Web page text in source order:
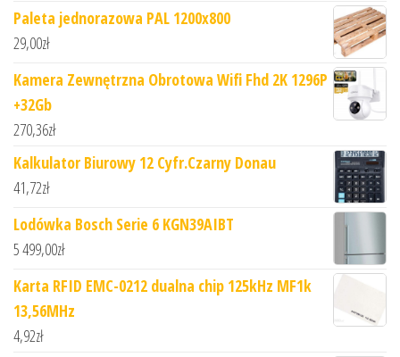
Paleta jednorazowa PAL 1200x800
29,00zł
Kamera Zewnętrzna Obrotowa Wifi Fhd 2K 1296P
+32Gb
270,36zł
Kalkulator Biurowy 12 Cyfr.Czarny Donau
41,72zł
Lodówka Bosch Serie 6 KGN39AIBT
5 499,00zł
Karta RFID EMC-0212 dualna chip 125kHz MF1k
13,56MHz
4,92zł